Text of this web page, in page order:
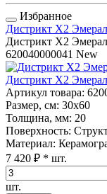
Избранное
Дистрикт Х2
Дистрикт Х2
620040000041 New
Дистрикт Х2
Артикул товара:
Размер, см: 30x60
Толщина, мм: 20
Поверхность:
Материал:
7 420 ₽ * шт.
шт.